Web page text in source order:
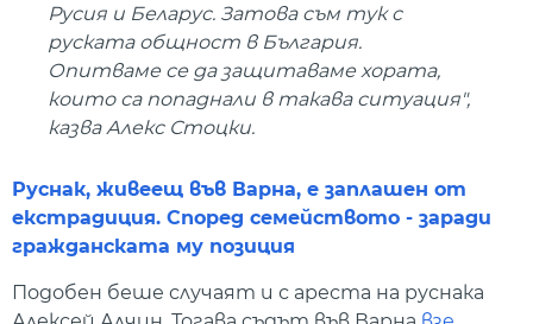
Русия и Беларус. Затова съм тук с
руската общност в България.
Опитваме се да защитаваме хората,
които са попаднали в такава ситуация",
казва Алекс Стоцки.
Руснак, живеещ във Варна, е заплашен от
екстрадиция. Според семейството - заради
гражданската му позиция
Подобен беше случаят и с ареста на руснака